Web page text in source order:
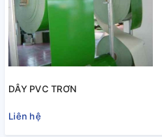
DÂY PVC TRƠN
Liên hệ